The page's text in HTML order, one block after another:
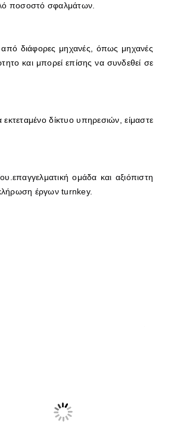
ποσοστό σφαλμάτων.
διάφορες μηχανές, όπως μηχανές
και μπορεί επίσης να συνδεθεί σε
δίκτυο υπηρεσιών, είμαστε
ομάδα και αξιόπιστη
έργων turnkey.